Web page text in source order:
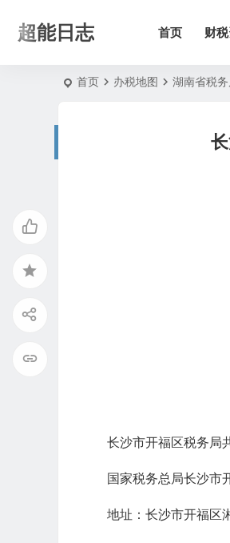
超能日志 首页 财
首页 办税地图 湖南省税务
长沙市开福区税务局
国家税务总局长沙市
地址：长沙市开福区